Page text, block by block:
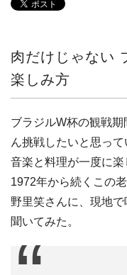
肉だけじゃない
楽しみ方
ブラジルW杯の観戦
ん挑戦したいと思っ
音楽と料理が一度に楽
1972年から続くこの
野里笑さんに、現地
聞いてみた。